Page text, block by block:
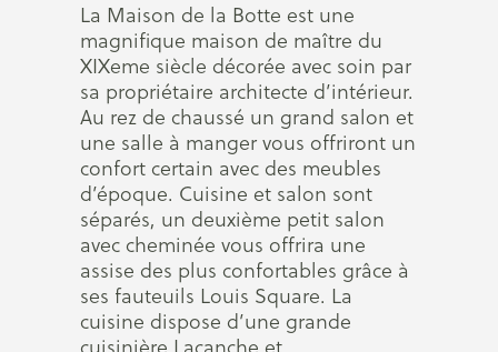
La Maison de la Botte est une
magnifique maison de maître du
XIXeme siècle décorée avec soin par
sa propriétaire architecte d’intérieur.
Au rez de chaussé un grand salon et
une salle à manger vous offriront un
confort certain avec des meubles
d’époque. Cuisine et salon sont
séparés, un deuxième petit salon
avec cheminée vous offrira une
assise des plus confortables grâce à
ses fauteuils Louis Square. La
cuisine dispose d’une grande